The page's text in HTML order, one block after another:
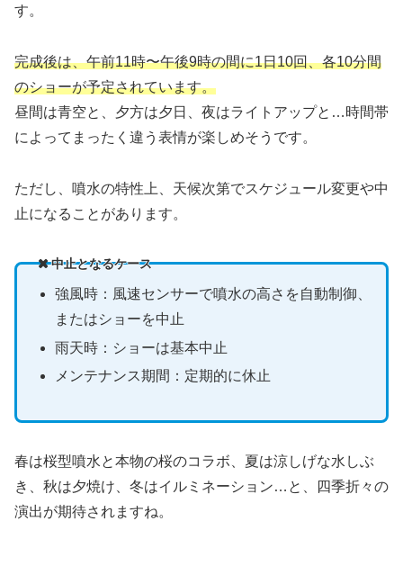
す。
完成後は、午前11時〜午後9時の間に1日10回、各10分間
のショーが予定されています。
昼間は青空と、夕方は夕日、夜はライトアップと…時間帯
によってまったく違う表情が楽しめそうです。
ただし、噴水の特性上、天候次第でスケジュール変更や中
止になることがあります。
中止となるケース
強風時：風速センサーで噴水の高さを自動制御、
またはショーを中止
雨天時：ショーは基本中止
メンテナンス期間：定期的に休止
春は桜型噴水と本物の桜のコラボ、夏は涼しげな水しぶ
き、秋は夕焼け、冬はイルミネーション…と、四季折々の
演出が期待されますね。